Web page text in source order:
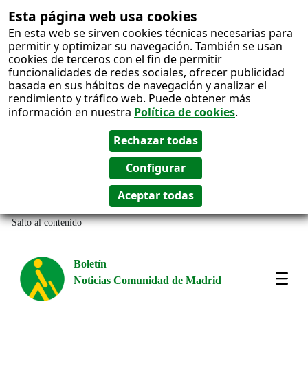
Esta página web usa cookies
En esta web se sirven cookies técnicas necesarias para
permitir y optimizar su navegación. También se usan
cookies de terceros con el fin de permitir
funcionalidades de redes sociales, ofrecer publicidad
basada en sus hábitos de navegación y analizar el
rendimiento y tráfico web. Puede obtener más
información en nuestra Política de cookies.
Salto al contenido
Boletín
Noticias Comunidad de Madrid